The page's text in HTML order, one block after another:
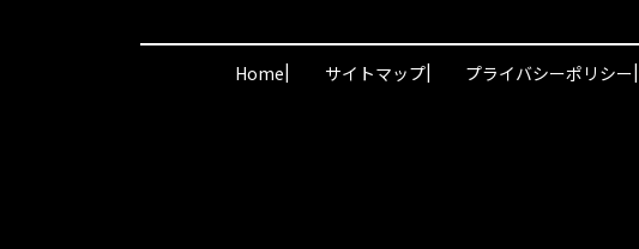
Home| サイトマップ| プライバシーポリシー|